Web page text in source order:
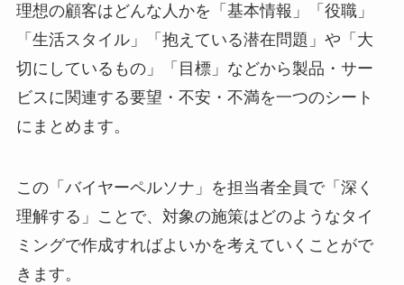
理想の顧客はどんな人かを「基本情報」「役職」
「生活スタイル」「抱えている潜在問題」や「大
切にしているもの」「目標」などから製品・サー
ビスに関連する要望・不安・不満を一つのシート
にまとめます。
この「バイヤーペルソナ」を担当者全員で「深く
理解する」ことで、対象の施策はどのようなタイ
ミングで作成すればよいかを考えていくことがで
きます。